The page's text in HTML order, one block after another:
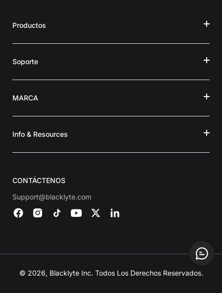
Productos
Soporte
MARCA
Info & Resources
CONTÁCTENOS
Support@blacklyte.com
© 2026, Blacklyte Inc. Todos Los Derechos Reservados.